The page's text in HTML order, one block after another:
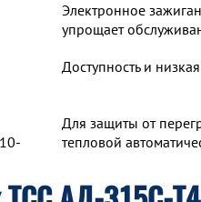
Электронное
упрощает
Доступность и
Для защиты от
тепловой